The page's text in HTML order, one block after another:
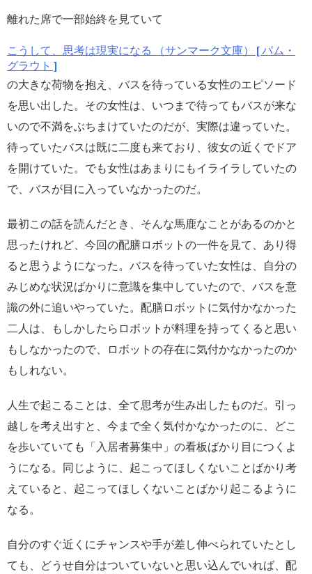
離れた席で一部始終を見ていて
こうして、思考は現実になる （サンマーク文庫） [ パム・
グラウト ]
の大きな荷物を抱え、バスを待っている女性のエピソード
を思い出した。その女性は、いつまで待ってもバスが来な
いので不満をぶちまけていたのだが、実際は違っていた。
待っていたバスは既に二度も来ており、彼女の近くでドア
を開けていた。でも女性はあまりにもイライラしていたの
で、バスが目に入っていなかったのだ。
最初この話を読んだとき、そんな馬鹿なことがあるのかと
思ったけれど、今回の配膳ロボットの一件を見て、あり得
ると思うようになった。バスを待っていた女性は、自分の
みじめな状況ばかりに意識を集中していたので、バスを意
識の外に追いやっていた。配膳ロボットに気付かなかった
二人は、もしかしたらロボットが料理を持ってくると思い
もしなかったので、ロボットの存在に気付かなかったのか
もしれない。
人生で起こることは、全て思考が生み出したものだ。引っ
越しを考え出すと、今まで全く気付かなかったのに、どこ
を歩いていても「入居者募集中」の看板ばかり目につくよ
うになる。同じように、起こってほしくないことばかり考
えていると、起こってほしくないことばかり起こるように
なる。
自分のすぐ近くにチャンスや手が差し伸べられていたとし
ても、どうせ自分はついていないと思い込んでいれば、配